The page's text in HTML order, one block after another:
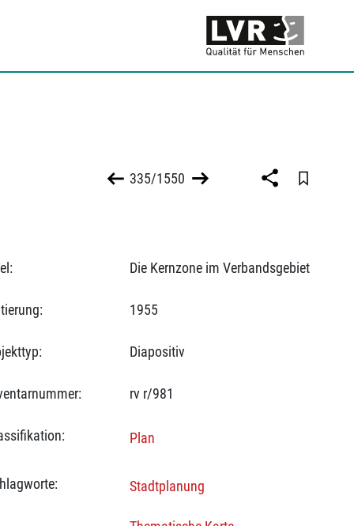
335/1550
Die Kernzone im Verbandsgebiet
1955
Diapositiv
rv r/981
Plan
Stadtplanung